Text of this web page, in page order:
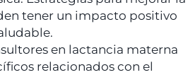
tener un impacto positivo
en lactancia materna
relacionados con el